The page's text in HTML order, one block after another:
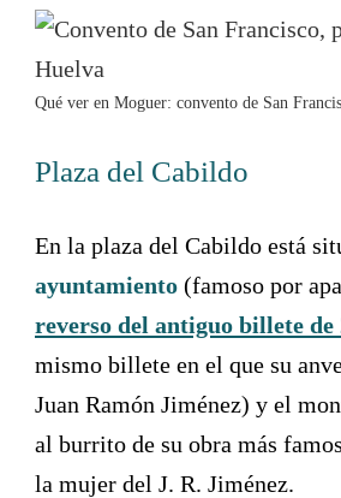
Qué ver en Moguer: convento de San
Plaza del Cabildo
En la plaza del Cabildo está
ayuntamiento (famoso por
reverso del antiguo billete de
mismo billete en el que su
Juan Ramón Jiménez) y el
al burrito de su obra más
la mujer del J. R. Jiménez.